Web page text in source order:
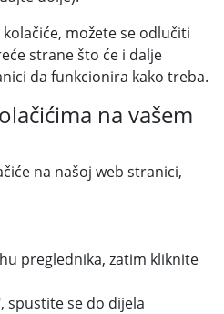
možete se odlučiti
strane što će i dalje
da funkcionira kako treba.
na vašem
na našoj web stranici,
preglednika, zatim kliknite
spustite se do dijela